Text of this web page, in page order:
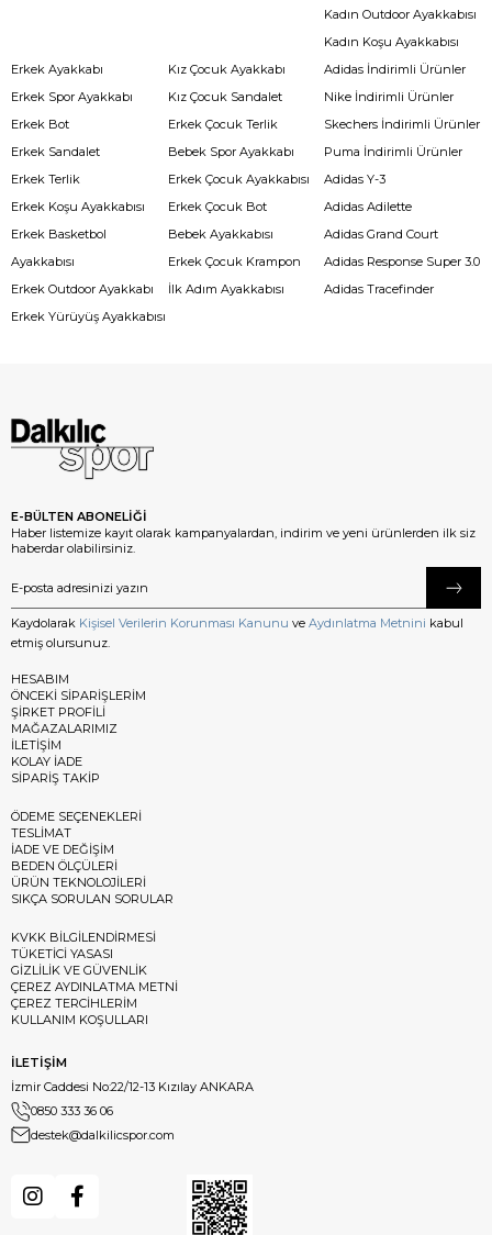
Kadın Outdoor Ayakkabısı
Kadın Koşu Ayakkabısı
Erkek Ayakkabı
Erkek Spor Ayakkabı
Erkek Bot
Erkek Sandalet
Erkek Terlik
Erkek Koşu Ayakkabısı
Erkek Basketbol
Ayakkabısı
Erkek Outdoor Ayakkabı
Erkek Yürüyüş Ayakkabısı
Kız Çocuk Ayakkabı
Kız Çocuk Sandalet
Erkek Çocuk Terlik
Bebek Spor Ayakkabı
Erkek Çocuk Ayakkabısı
Erkek Çocuk Bot
Bebek Ayakkabısı
Erkek Çocuk Krampon
İlk Adım Ayakkabısı
Adidas İndirimli Ürünler
Nike İndirimli Ürünler
Skechers İndirimli Ürünler
Puma İndirimli Ürünler
Adidas Y-3
Adidas Adilette
Adidas Grand Court
Adidas Response Super 3.0
Adidas Tracefinder
E-BÜLTEN ABONELİĞİ
Haber listemize kayıt olarak kampanyalardan, indirim ve yeni ürünlerden ilk siz
haberdar olabilirsiniz.
Kaydolarak Kişisel Verilerin Korunması Kanunu ve Aydınlatma Metnini kabul
etmiş olursunuz.
HESABIM
ÖNCEKİ SİPARİŞLERİM
ŞİRKET PROFİLİ
MAĞAZALARIMIZ
İLETİŞİM
KOLAY İADE
SİPARİŞ TAKİP
ÖDEME SEÇENEKLERİ
TESLİMAT
İADE VE DEĞİŞİM
BEDEN ÖLÇÜLERİ
ÜRÜN TEKNOLOJİLERİ
SIKÇA SORULAN SORULAR
KVKK BİLGİLENDİRMESİ
TÜKETİCİ YASASI
GİZLİLİK VE GÜVENLİK
ÇEREZ AYDINLATMA METNİ
ÇEREZ TERCİHLERİM
KULLANIM KOŞULLARI
İLETİŞİM
İzmir Caddesi No:22/12-13 Kızılay ANKARA
0850 333 36 06
destek@dalkilicspor.com